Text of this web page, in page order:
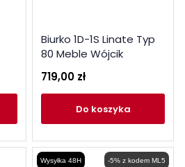
Biurko 1D-1S Linate Typ
80 Meble Wójcik
719,00 zł
do koszyka
-5% z kodem ML5
Wysyłka 48H